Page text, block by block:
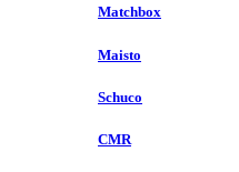
Matchbox
Maisto
Schuco
CMR